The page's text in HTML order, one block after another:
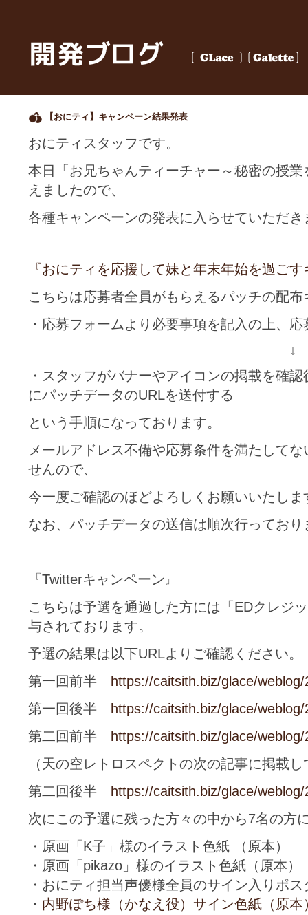
【おにティ】キャンペーン結果発表
おにティスタッフです。
本日「お兄ちゃんティーチャー～秘密の授
えましたので、
各種キャンペーンの発表に入らせていただき
『おにティを応援して妹と年末年始を過ご
こちらは応募者全員がもらえるパッチの配
・応募フォームより必要事項を記入の上、
↓
・スタッフがバナーやアイコンの掲載を確
にパッチデータのURLを送付する
という手順になっております。
メールアドレス不備や応募条件を満たして
せんので、
今一度ご確認のほどよろしくお願いいたしま
なお、パッチデータの送信は順次行っており
『Twitterキャンペーン』
こちらは予選を通過した方には「EDクレジ
与されております。
予選の結果は以下URLよりご確認ください。
第一回前半
https://caitsith.biz/glace/
第一回後半
https://caitsith.biz/glace/
第二回前半
https://caitsith.biz/glace/
（天の空レトロスペクトの次の記事に掲載
第二回後半
https://caitsith.biz/glace/
次にこの予選に残った方々の中から7名の方
・原画「K子」様のイラスト色紙 （原本）
・原画「pikazo」様のイラスト色紙（原本）
・おにティ担当声優様全員のサイン入りポ
・ 内野ぽち様（かなえ役）サイン色紙（原本